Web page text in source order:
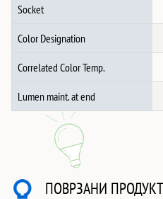
Socket
Color Designation
Correlated Color Temp.
Lumen maint. at end
ПОВРЗАНИ